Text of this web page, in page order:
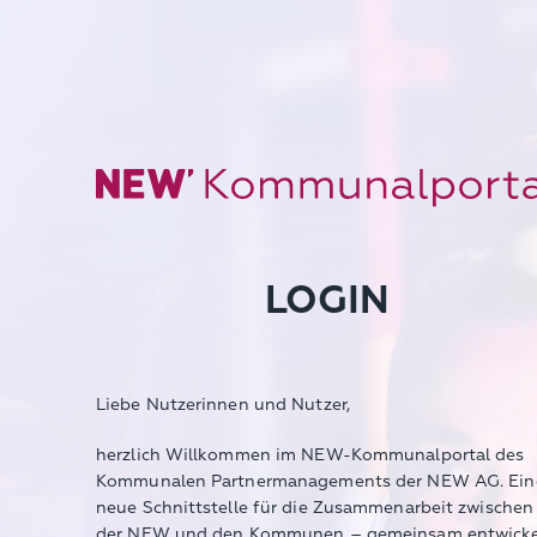
LOGIN
Liebe Nutzerinnen und Nutzer,
herzlich Willkommen im NEW-Kommunalportal des
Kommunalen Partnermanagements der NEW AG.
neue Schnittstelle für die Zusammenarbeit zwischen